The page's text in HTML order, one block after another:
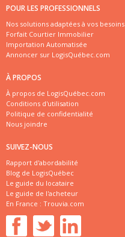
POUR LES PROFESSIONNELS
Nos solutions adaptées à vos besoins
Forfait Courtier Immobilier
Importation Automatisée
Annoncer sur LogisQuébec.com
À PROPOS
À propos de LogisQuébec.com
Conditions d'utilisation
Politique de confidentialité
Nous joindre
SUIVEZ-NOUS
Rapport d'abordabilité
Blog de LogisQuébec
Le guide du locataire
Le guide de l'acheteur
En France : Trouvia.com